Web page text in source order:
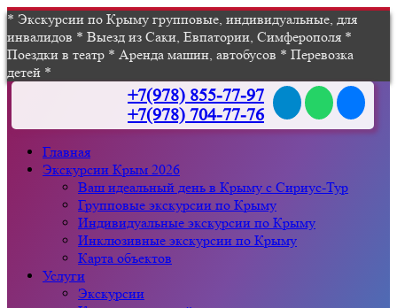
* Экскурсии по Крыму групповые, индивидуальные, для
инвалидов * Выезд из Саки, Евпатории, Симферополя *
Поездки в театр * Аренда машин, автобусов * Перевозка
детей *
+7(978) 855-77-97
+7(978) 704-77-76
Главная
Экскурсии Крым 2026
Ваш идеальный день в Крыму с Сириус-Тур
Групповые экскурсии по Крыму
Индивидуальные экскурсии по Крыму
Инклюзивные экскурсии по Крыму
Карта объектов
Услуги
Экскурсии